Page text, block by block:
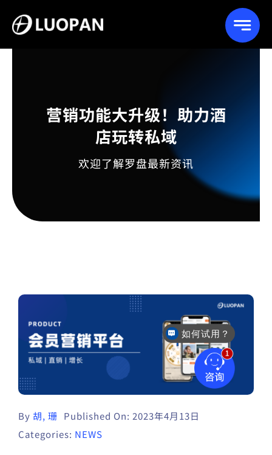
content
营销功能大升级！助力酒
店玩转私域
欢迎了解罗盘最新资讯
By 胡, 珊 Published On: 2023年4月13日
Categories: NEWS
如何试用？